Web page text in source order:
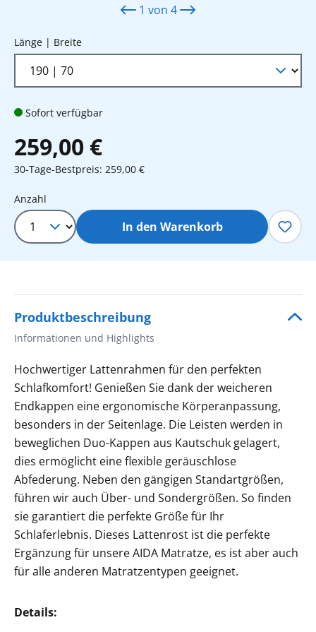
1 von 4
Länge | Breiteauswählen
Sofort verfügbar
259,00 €
30-Tage-Bestpreis: 259,00 €
Produkt Anzahl: Gib den
Anzahl
In den Warenkorb
Produktbeschreibung
Informationen und Highlights
Hochwertiger Lattenrahmen für den perfekten
Schlafkomfort! Genießen Sie dank der weicheren
Endkappen eine ergonomische Körperanpassung,
besonders in der Seitenlage. Die Leisten werden in
beweglichen Duo-Kappen aus Kautschuk gelagert,
dies ermöglicht eine flexible geräuschlose
Abfederung. Neben den gängigen Standartgrößen,
führen wir auch Über- und Sondergrößen. So finden
sie garantiert die perfekte Größe für Ihr
Schlaferlebnis. Dieses Lattenrost ist die perfekte
Ergänzung für unsere AIDA Matratze, es ist aber auch
für alle anderen Matratzentypen geeignet.
Details: